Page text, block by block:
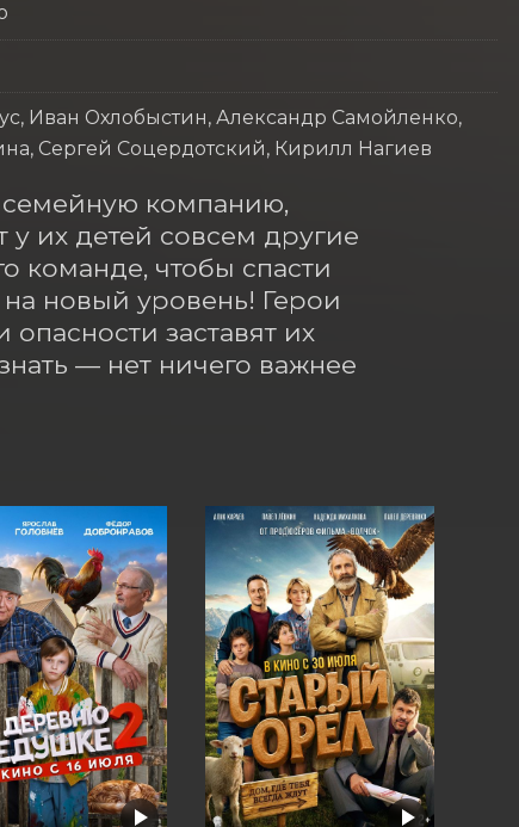
Иван Охлобыстин, Александр Самойленко,
Сергей Соцердотский, Кирилл Нагиев
семейную компанию,
у их детей совсем другие
команде, чтобы спасти
новый уровень! Герои
заставят их
— нет ничего важнее